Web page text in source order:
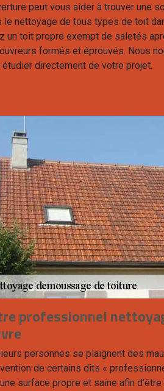
peut vous aider à trouver une
le nettoyage de tous types de toit
un toit propre exempt de saletés
formés et éprouvés. Nous
étudier directement de votre projet.
professionnel
personnes se plaignent des
de certains dits «
surface propre et saine afin